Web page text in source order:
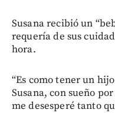
Susana recibió un
requería de sus
hora.
“Es como tener un
Susana, con sueño
me desesperé tanto